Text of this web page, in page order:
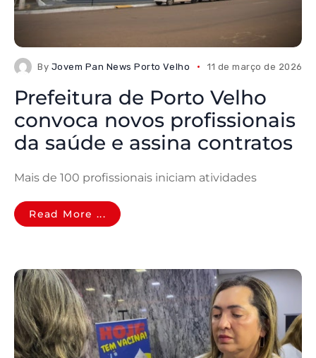
By Jovem Pan News Porto Velho 11 de março de 2026
Prefeitura de Porto Velho
convoca novos profissionais
da saúde e assina contratos
Mais de 100 profissionais iniciam atividades
Read More ...